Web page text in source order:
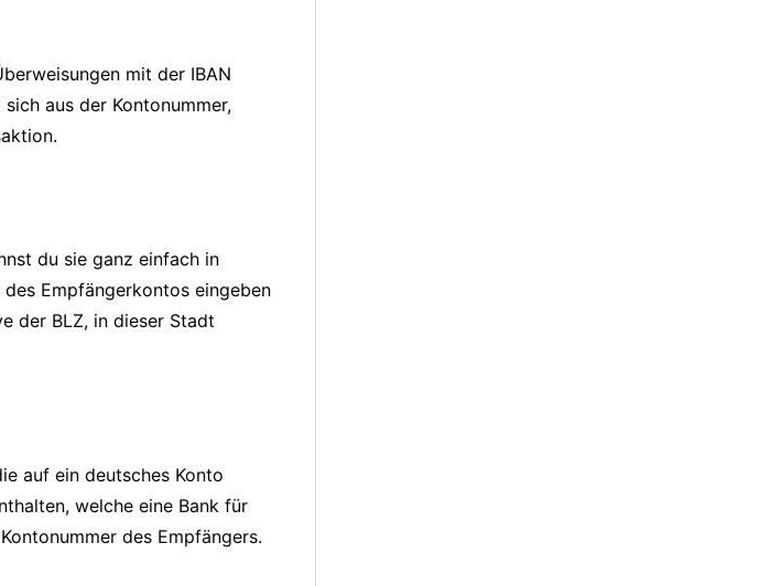
mit der IBAN
aus der Kontonummer,
du sie ganz einfach in
Empfängerkontos eingeben
der BLZ, in dieser Stadt
auf ein deutsches Konto
welche eine Bank für
des Empfängers.